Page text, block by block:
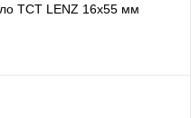
TCT LENZ 16x55 мм